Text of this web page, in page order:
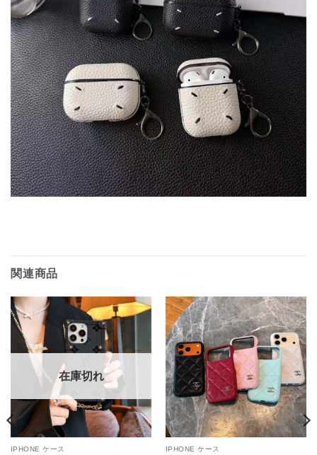
関連商品
在庫切れ
IPHONE ケース IPHONE ケース